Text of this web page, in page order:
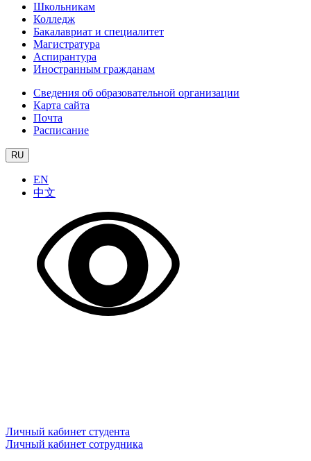
Школьникам
Колледж
Бакалавриат и специалитет
Магистратура
Аспирантура
Иностранным гражданам
Сведения об образовательной организации
Карта сайта
Почта
Расписание
RU
EN
中文
Личный кабинет студента
Личный кабинет сотрудника